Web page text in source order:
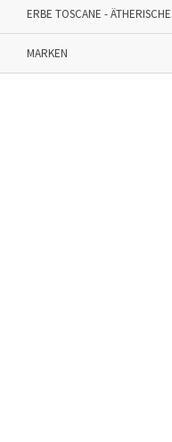
ERBE TOSCANE -
MARKEN